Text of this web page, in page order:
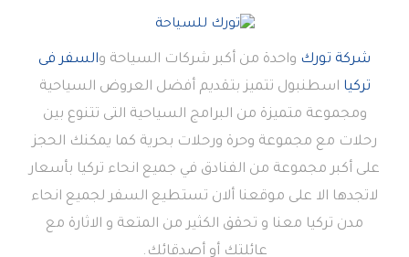
شركة تورك واحدة من أكبر شركات السياحة والسفر فى
تركيا اسطنبول تتميز بتقديم أفضل العروض السياحية
ومجموعة متميزة من البرامج السياحية التى تتنوع بين
رحلات مع مجموعة وحرة ورحلات بحرية كما يمكنك الحجز
على أكبر مجموعة من الفنادق في جميع انحاء تركيا بأسعار
لاتجدها الا على موقعنا ألان تستطيع السفر لجميع انحاء
مدن تركيا معنا و تحقق الكثير من المتعة و الاثارة مع
عائلتك أو أصدقائك.